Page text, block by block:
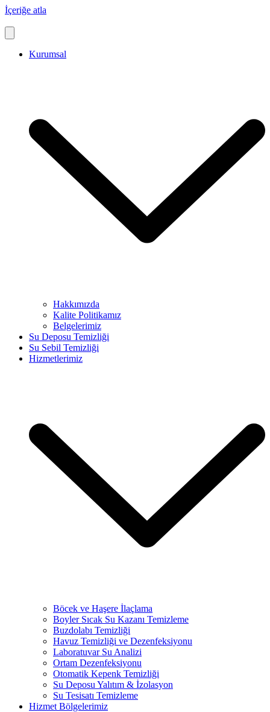
İçeriğe atla
Kurumsal
Hakkımızda
Kalite Politikamız
Belgelerimiz
Su Deposu Temizliği
Su Sebil Temizliği
Hizmetlerimiz
Böcek ve Haşere İlaçlama
Boyler Sıcak Su Kazanı Temizleme
Buzdolabı Temizliği
Havuz Temizliği ve Dezenfeksiyonu
Laboratuvar Su Analizi
Ortam Dezenfeksiyonu
Otomatik Kepenk Temizliği
Su Deposu Yalıtım & İzolasyon
Su Tesisatı Temizleme
Hizmet Bölgelerimiz